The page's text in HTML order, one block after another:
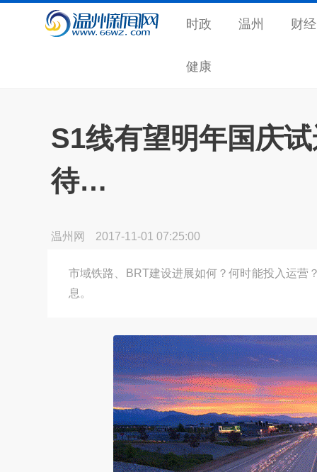
时政 温州 财经
健康
S1线有望明年国庆
待…
温州网 2017-11-01 07:25:00
市域铁路、BRT建设进展如何？何时能投入运营
息。